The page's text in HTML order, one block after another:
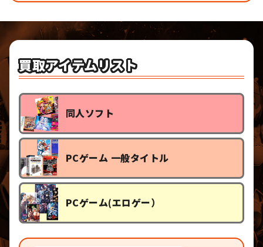
買取アイテムリスト
同人ソフト
PCゲーム 一般タイトル
PCゲーム(エロゲー）